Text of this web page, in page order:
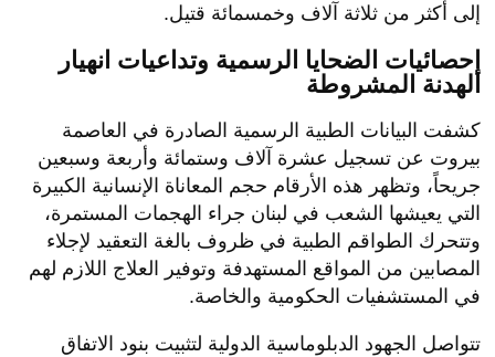
إلى أكثر من ثلاثة آلاف وخمسمائة قتيل.
إحصائيات الضحايا الرسمية وتداعيات انهيار
الهدنة المشروطة
​كشفت البيانات الطبية الرسمية الصادرة في العاصمة
بيروت عن تسجيل عشرة آلاف وستمائة وأربعة وسبعين
جريحاً، وتظهر هذه الأرقام حجم المعاناة الإنسانية الكبيرة
التي يعيشها الشعب في لبنان جراء الهجمات المستمرة،
وتتحرك الطواقم الطبية في ظروف بالغة التعقيد لإجلاء
المصابين من المواقع المستهدفة وتوفير العلاج اللازم لهم
في المستشفيات الحكومية والخاصة.
​تتواصل الجهود الدبلوماسية الدولية لتثبيت بنود الاتفاق